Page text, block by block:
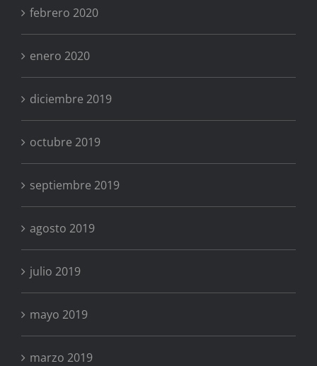
febrero 2020
enero 2020
diciembre 2019
octubre 2019
septiembre 2019
agosto 2019
julio 2019
mayo 2019
marzo 2019